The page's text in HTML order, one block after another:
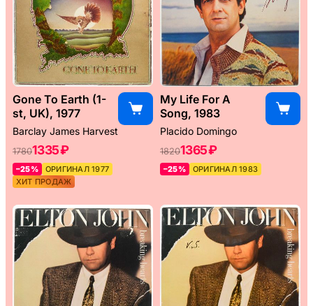
Gone To Earth (1-
st, UK), 1977
Barclay James Harvest
17801335 ₽
–25%
ОРИГИНАЛ 1977
ХИТ ПРОДАЖ
My Life For A
Song, 1983
Placido Domingo
18201365 ₽
–25% ОРИГИНАЛ 1983